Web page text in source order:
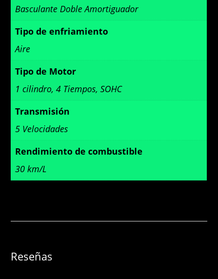
Basculante Doble Amortiguador
Tipo de enfriamiento
Aire
Tipo de Motor
1 cilindro, 4 Tiempos, SOHC
Transmisión
5 Velocidades
Rendimiento de combustible
30 km/L
Reseñas